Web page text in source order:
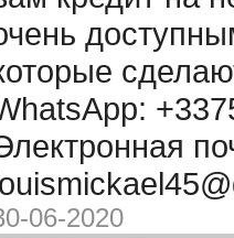
06-2020